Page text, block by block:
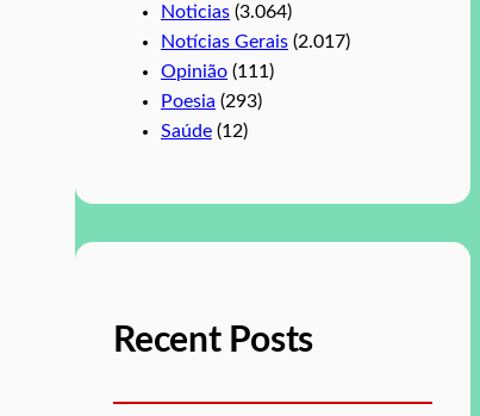
Noticias (3.064)
Notícias Gerais (2.017)
Opinião (111)
Poesia (293)
Saúde (12)
Recent Posts